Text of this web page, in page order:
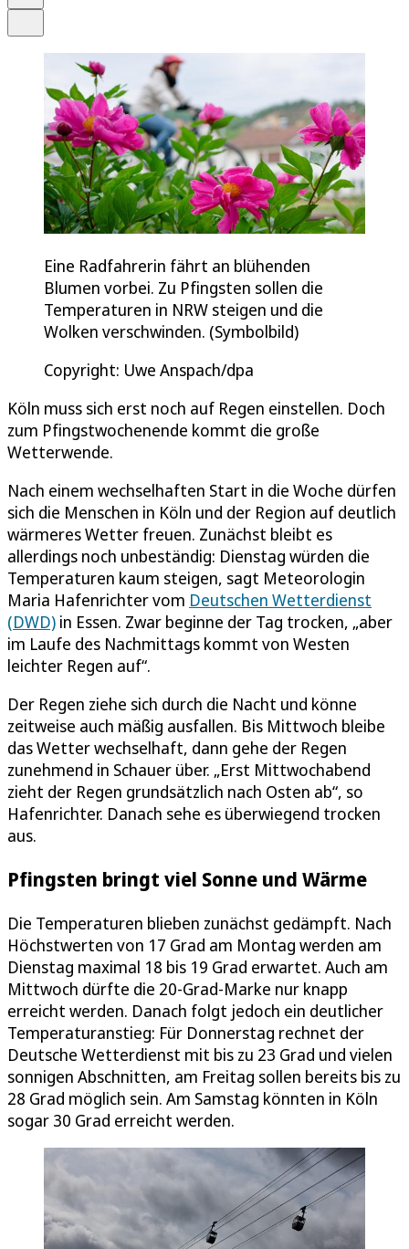
Eine Radfahrerin fährt an blühenden
Blumen vorbei. Zu Pfingsten sollen die
Temperaturen in NRW steigen und die
Wolken verschwinden. (Symbolbild)
Copyright: Uwe Anspach/dpa
Köln muss sich erst noch auf Regen einstellen. Doch
zum Pfingstwochenende kommt die große
Wetterwende.
Nach einem wechselhaften Start in die Woche dürfen
sich die Menschen in Köln und der Region auf deutlich
wärmeres Wetter freuen. Zunächst bleibt es
allerdings noch unbeständig: Dienstag würden die
Temperaturen kaum steigen, sagt Meteorologin
Maria Hafenrichter vom Deutschen Wetterdienst
(DWD) in Essen. Zwar beginne der Tag trocken, „aber
im Laufe des Nachmittags kommt von Westen
leichter Regen auf“.
Der Regen ziehe sich durch die Nacht und könne
zeitweise auch mäßig ausfallen. Bis Mittwoch bleibe
das Wetter wechselhaft, dann gehe der Regen
zunehmend in Schauer über. „Erst Mittwochabend
zieht der Regen grundsätzlich nach Osten ab“, so
Hafenrichter. Danach sehe es überwiegend trocken
aus.
Pfingsten bringt viel Sonne und Wärme
Die Temperaturen blieben zunächst gedämpft. Nach
Höchstwerten von 17 Grad am Montag werden am
Dienstag maximal 18 bis 19 Grad erwartet. Auch am
Mittwoch dürfte die 20-Grad-Marke nur knapp
erreicht werden. Danach folgt jedoch ein deutlicher
Temperaturanstieg: Für Donnerstag rechnet der
Deutsche Wetterdienst mit bis zu 23 Grad und vielen
sonnigen Abschnitten, am Freitag sollen bereits bis zu
28 Grad möglich sein. Am Samstag könnten in Köln
sogar 30 Grad erreicht werden.